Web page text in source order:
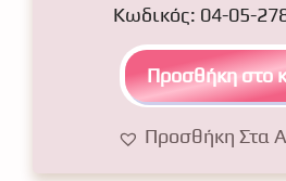
t
f
5
Κωδικός: 04-05-
Προσθήκη στο
Προσθήκη Στα